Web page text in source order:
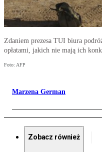
Zdaniem prezesa TUI biura
opłatami, jakich nie mają ich
Foto: AFP
Marzena German
Zobacz również